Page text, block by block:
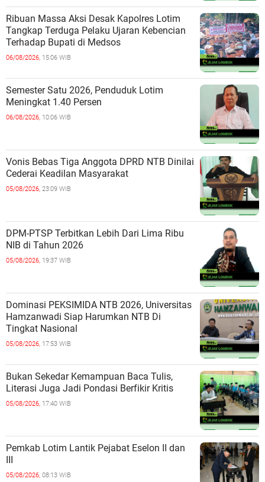
Ribuan Massa Aksi Desak Kapolres Lotim
Tangkap Terduga Pelaku Ujaran Kebencian
Terhadap Bupati di Medsos
06/08/2026, 15:06 WIB
Semester Satu 2026, Penduduk Lotim
Meningkat 1.40 Persen
06/08/2026, 10:06 WIB
Vonis Bebas Tiga Anggota DPRD NTB Dinilai
Cederai Keadilan Masyarakat
05/08/2026, 23:09 WIB
DPM-PTSP Terbitkan Lebih Dari Lima Ribu
NIB di Tahun 2026
05/08/2026, 19:37 WIB
Dominasi PEKSIMIDA NTB 2026, Universitas
Hamzanwadi Siap Harumkan NTB Di
Tingkat Nasional
05/08/2026, 17:53 WIB
Bukan Sekedar Kemampuan Baca Tulis,
Literasi Juga Jadi Pondasi Berfikir Kritis
05/08/2026, 17:40 WIB
Pemkab Lotim Lantik Pejabat Eselon II dan
III
05/08/2026, 08:13 WIB